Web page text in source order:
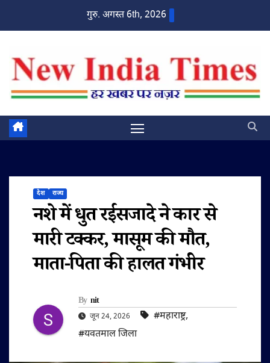
गुरु. अगस्त 6th, 2026
देश राज्य
नशे में धुत रईसजादे ने कार से
मारी टक्कर, मासूम की मौत,
माता-पिता की हालत गंभीर
By nit
जून 24, 2026 #महाराष्ट्र,
#यवतमाल जिला